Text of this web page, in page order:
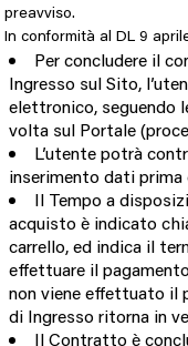
preavviso.
In conformità al DL 9
Per concludere il
Ingresso sul Sito,
elettronico, seguendo
volta sul Portale
L’utente potrà
inserimento dati prima
Il Tempo a
acquisto è indicato
carrello, ed indica il
effettuare il
non viene effettuato il
di Ingresso ritorna in
Il Contratto è